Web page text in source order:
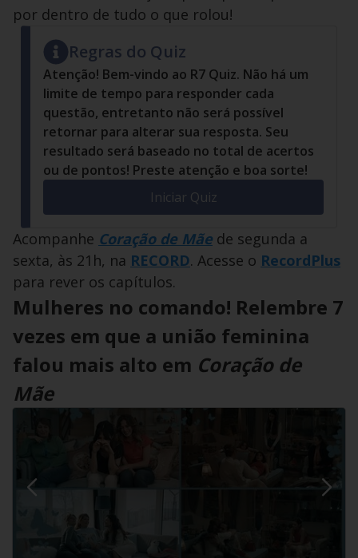
por dentro de tudo o que rolou!
Regras do Quiz
Atenção! Bem-vindo ao R7 Quiz. Não há um
limite de tempo para responder cada
questão, entretanto não será possível
retornar para alterar sua resposta. Seu
resultado será baseado no total de acertos
ou de pontos! Preste atenção e boa sorte!
Iniciar Quiz
Acompanhe Coração de Mãe de segunda a
sexta, às 21h, na RECORD. Acesse o RecordPlus
para rever os capítulos.
Mulheres no comando! Relembre 7
vezes em que a união feminina
falou mais alto em Coração de
Mãe